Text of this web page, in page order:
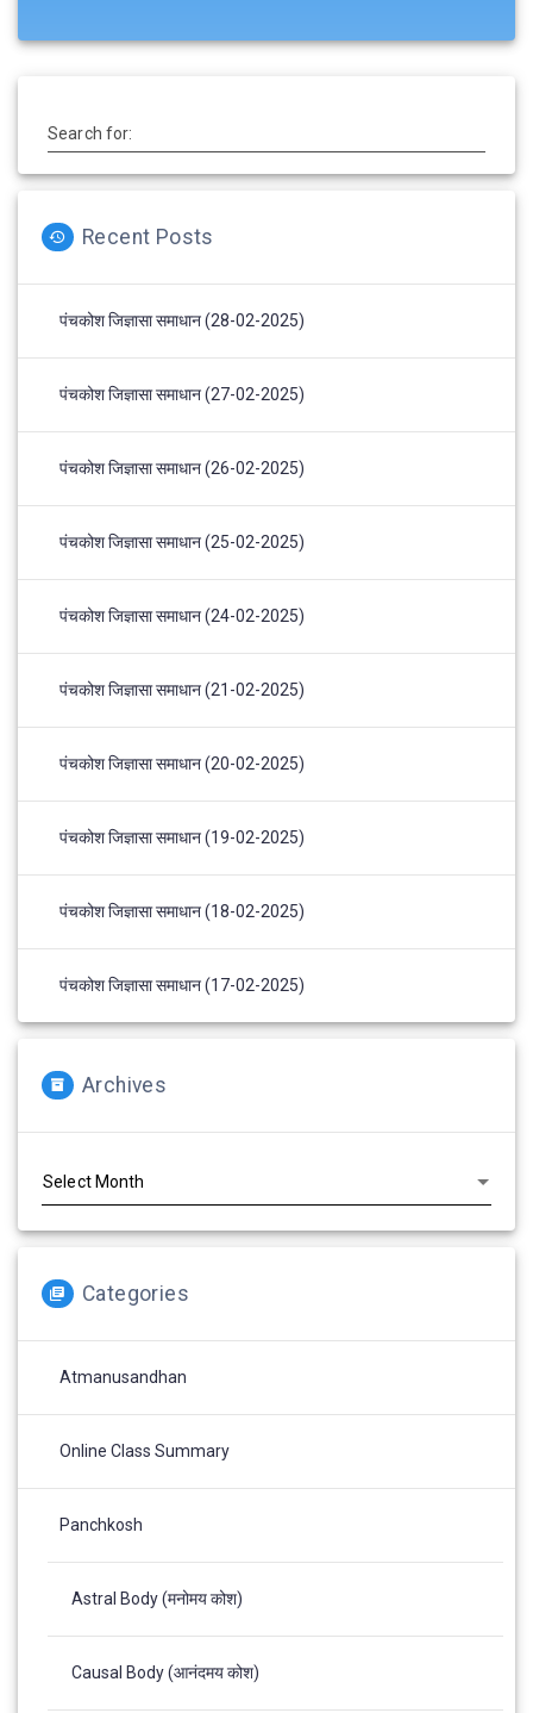
Search for:
Recent Posts
पंचकोश जिज्ञासा समाधान (28-02-2025)
पंचकोश जिज्ञासा समाधान (27-02-2025)
पंचकोश जिज्ञासा समाधान (26-02-2025)
पंचकोश जिज्ञासा समाधान (25-02-2025)
पंचकोश जिज्ञासा समाधान (24-02-2025)
पंचकोश जिज्ञासा समाधान (21-02-2025)
पंचकोश जिज्ञासा समाधान (20-02-2025)
पंचकोश जिज्ञासा समाधान (19-02-2025)
पंचकोश जिज्ञासा समाधान (18-02-2025)
पंचकोश जिज्ञासा समाधान (17-02-2025)
Archives
Categories
Atmanusandhan
Online Class Summary
Panchkosh
Astral Body (मनोमय कोश)
Causal Body (आनंदमय कोश)